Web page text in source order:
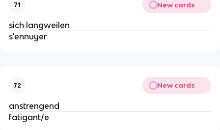
71 New cards
sich langweilen
s'ennuyer
72 New cards
anstrengend
fatigant/e